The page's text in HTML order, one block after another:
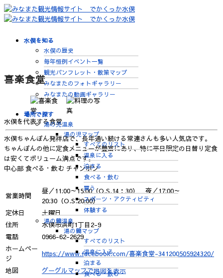
水俣を知る
水俣の歴史
毎年恒例イベント一覧
観光パンフレット・散策マップ
みなまたのフォトギャラリー
みなまたの動画ギャラリー
場所で探す
湯の児温泉
湯の児マップ
すべてのリスト
温泉に入る
泊まる
食べる・飲む
買う
スポーツ・アクティビティ
体験する
湯の鶴温泉
湯の鶴マップ
すべてのリスト
温泉に入る
泊まる
食べる・飲む
喜楽食堂
水俣を代表する食堂
水俣ちゃんぽん発祥店で、長年通い続ける常連さんも多い人気店です。
ちゃんぽんの他に定食メニューが豊富にあり、特に平日限定の日替り定食
は安くてボリューム満点です。
中心部 食べる・飲む チャンポン
営業時間
昼／11:00～15:00（O.S.14：30） 夜／17:00～
20:30（O.S.20:00）
定休日
土曜日
住所
水俣市浜町1丁目2-9
電話
0966-62-2629
ホームペー
ジ
https://www.facebook.com/喜楽食堂-341200505924320/
地図
グーグルマップで地図を表示